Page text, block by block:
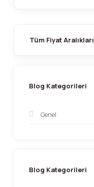
Tüm Fiyat Aralıkları
Blog Kategorileri
Genel
Blog Kategorileri